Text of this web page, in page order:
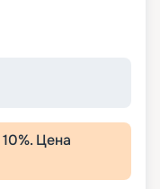
10%. Цена